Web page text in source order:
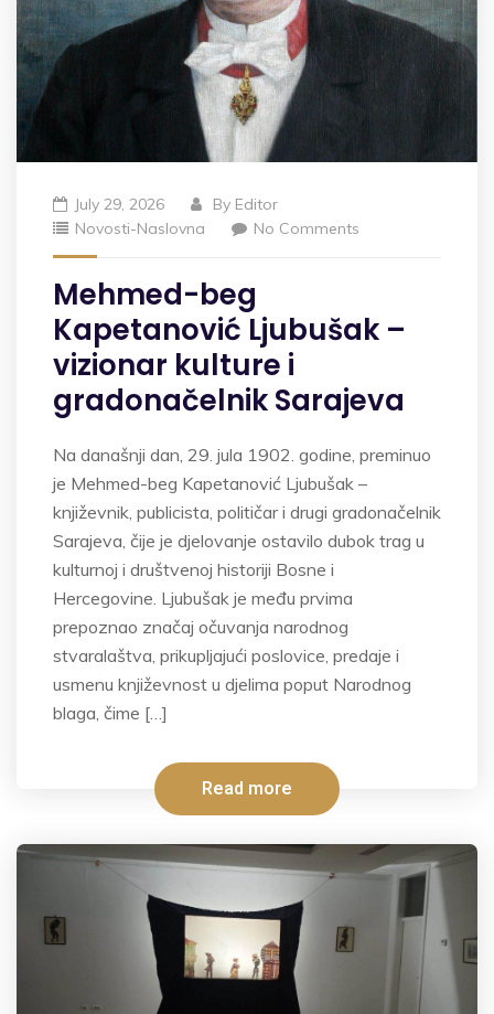
July 29, 2026 By Editor
Novosti-Naslovna
No Comments
Mehmed-beg
Kapetanović Ljubušak –
vizionar kulture i
gradonačelnik Sarajeva
Na današnji dan, 29. jula 1902. godine, preminuo
je Mehmed-beg Kapetanović Ljubušak –
književnik, publicista, političar i drugi gradonačelnik
Sarajeva, čije je djelovanje ostavilo dubok trag u
kulturnoj i društvenoj historiji Bosne i
Hercegovine. Ljubušak je među prvima
prepoznao značaj očuvanja narodnog
stvaralaštva, prikupljajući poslovice, predaje i
usmenu književnost u djelima poput Narodnog
blaga, čime […]
Read more